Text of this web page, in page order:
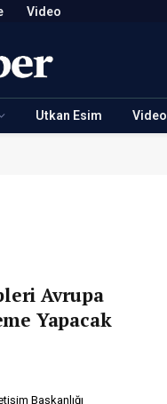
Video
Utkan Esim Video
Avrupa
Yapacak
Başkanlığı